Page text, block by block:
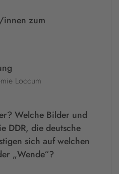
innen zum
Loccum
Welche Bilder und
DDR, die deutsche
sich auf welchen
„Wende“?